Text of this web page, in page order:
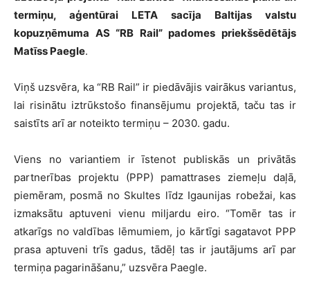
termiņu, aģentūrai LETA sacīja Baltijas valstu
kopuzņēmuma AS “RB Rail” padomes priekšsēdētājs
Matīss Paegle.
Viņš uzsvēra, ka “RB Rail” ir piedāvājis vairākus variantus,
lai risinātu iztrūkstošo finansējumu projektā, taču tas ir
saistīts arī ar noteikto termiņu – 2030. gadu.
Viens no variantiem ir īstenot publiskās un privātās
partnerības projektu (PPP) pamattrases ziemeļu daļā,
piemēram, posmā no Skultes līdz Igaunijas robežai, kas
izmaksātu aptuveni vienu miljardu eiro. “Tomēr tas ir
atkarīgs no valdības lēmumiem, jo kārtīgi sagatavot PPP
prasa aptuveni trīs gadus, tādēļ tas ir jautājums arī par
termiņa pagarināšanu,” uzsvēra Paegle.